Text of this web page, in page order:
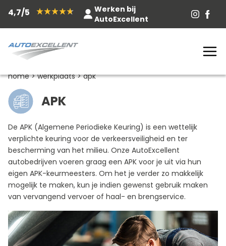
4,7/5
Werken bij
AutoExcellent
home>werkplaats>apk
APK
De APK (Algemene Periodieke Keuring) is een wettelijk
verplichte keuring voor de verkeersveiligheid en ter
bescherming van het milieu. Onze AutoExcellent
autobedrijven voeren graag een APK voor je uit via hun
eigen APK-keurmeesters. Om het je verder zo makkelijk
mogelijk te maken, kun je indien gewenst gebruik maken
van vervangend vervoer of haal- en brengservice.